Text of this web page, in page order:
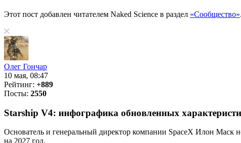
Этот пост добавлен читателем Naked Science в раздел «Сообщество»
Олег Гончар
10 мая, 08:47
Рейтинг: +889
Посты: 2550
Starship V4: инфографика обновленных
Основатель и генеральный директор компании SpaceX Илон Маск
на 2027 год.